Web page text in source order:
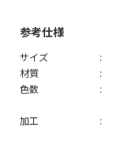
参考仕様
サイズ
材質
色数
加工